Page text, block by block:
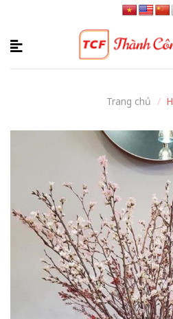
content
Trang chủ /